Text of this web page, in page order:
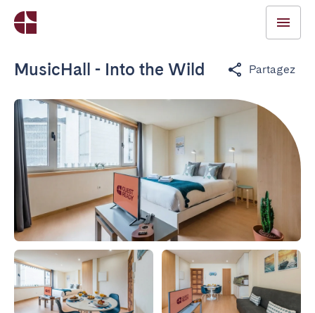
MusicHall - Into the Wild Partagez